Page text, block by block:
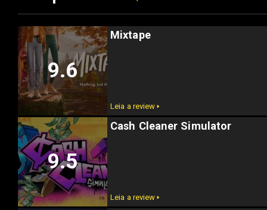
Mixtape
9.6
Leia a review 🢒
Cash Cleaner Simulator
9.5
Leia a review 🢒